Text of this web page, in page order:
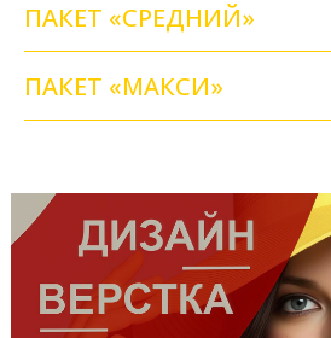
ПАКЕТ «СРЕДНИЙ»
ПАКЕТ «МАКСИ»